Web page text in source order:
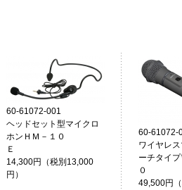
60-61072-001
ヘッドセット型マイクロ
ホンＨＭ－１０
Ｅ
14,300円（税別13,000
円）
60-61072-
ワイヤレ
ーチタイ
０
49,500円